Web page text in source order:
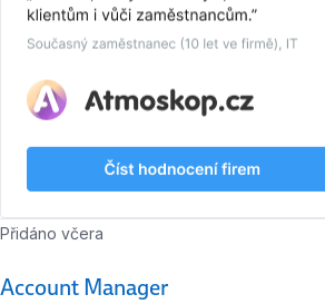
Account Manager
Přidáno včera